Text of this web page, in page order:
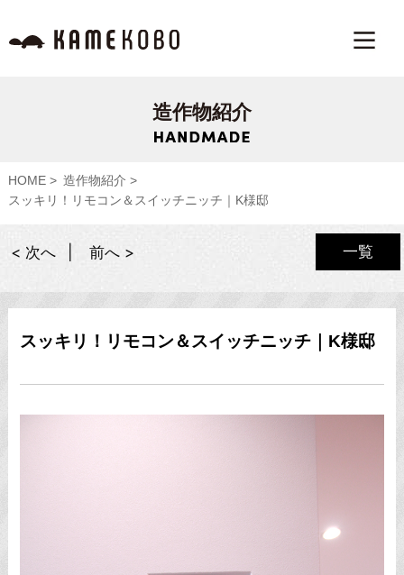
造作物紹介
HOME
造作物紹介
スッキリ！リモコン＆スイッチニッチ｜K様邸
一覧
< 次へ 前へ >
スッキリ！リモコン＆スイッチニッチ｜K様邸